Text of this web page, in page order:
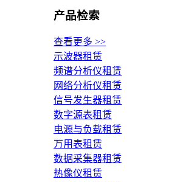
产品检索
查看更多 >>
示波器租赁
频谱分析仪租赁
网络分析仪租赁
信号发生器租赁
数字源表租赁
电源与负载租赁
万用表租赁
数据采集器租赁
热像仪租赁